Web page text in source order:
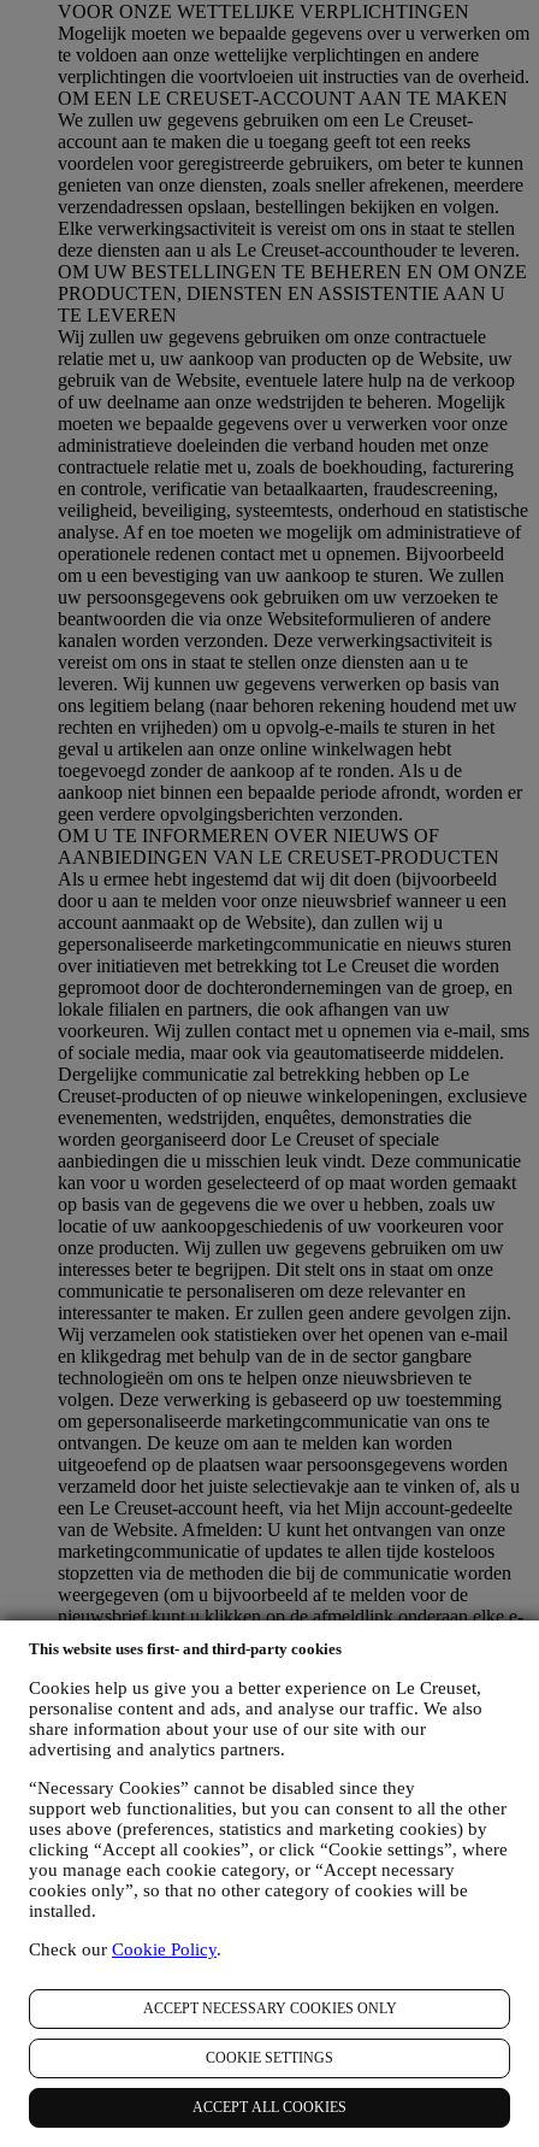
This website uses first- and third-party cookies
Cookies help us give you a better experience on Le Creuset,
personalise content and ads, and analyse our traffic. We also
share information about your use of our site with our
advertising and analytics partners.
“Necessary Cookies” cannot be disabled since they
support web functionalities, but you can consent to all the other
uses above (preferences, statistics and marketing cookies) by
clicking “Accept all cookies”, or click “Cookie settings”, where
you manage each cookie category, or “Accept necessary
cookies only”, so that no other category of cookies will be
installed.
Check our Cookie Policy.
ACCEPT NECESSARY COOKIES ONLY
COOKIE SETTINGS
ACCEPT ALL COOKIES
VOOR ONZE WETTELIJKE VERPLICHTINGEN
Mogelijk moeten we bepaalde gegevens over u verwerken om
te voldoen aan onze wettelijke verplichtingen en andere
verplichtingen die voortvloeien uit instructies van de overheid.
OM EEN LE CREUSET-ACCOUNT AAN TE MAKEN
We zullen uw gegevens gebruiken om een Le Creuset-
account aan te maken die u toegang geeft tot een reeks
voordelen voor geregistreerde gebruikers, om beter te kunnen
genieten van onze diensten, zoals sneller afrekenen, meerdere
verzendadressen opslaan, bestellingen bekijken en volgen.
Elke verwerkingsactiviteit is vereist om ons in staat te stellen
deze diensten aan u als Le Creuset-accounthouder te leveren.
OM UW BESTELLINGEN TE BEHEREN EN OM ONZE
PRODUCTEN, DIENSTEN EN ASSISTENTIE AAN U
TE LEVEREN
Wij zullen uw gegevens gebruiken om onze contractuele
relatie met u, uw aankoop van producten op de Website, uw
gebruik van de Website, eventuele latere hulp na de verkoop
of uw deelname aan onze wedstrijden te beheren. Mogelijk
moeten we bepaalde gegevens over u verwerken voor onze
administratieve doeleinden die verband houden met onze
contractuele relatie met u, zoals de boekhouding, facturering
en controle, verificatie van betaalkaarten, fraudescreening,
veiligheid, beveiliging, systeemtests, onderhoud en statistische
analyse. Af en toe moeten we mogelijk om administratieve of
operationele redenen contact met u opnemen. Bijvoorbeeld
om u een bevestiging van uw aankoop te sturen. We zullen
uw persoonsgegevens ook gebruiken om uw verzoeken te
beantwoorden die via onze Websiteformulieren of andere
kanalen worden verzonden. Deze verwerkingsactiviteit is
vereist om ons in staat te stellen onze diensten aan u te
leveren. Wij kunnen uw gegevens verwerken op basis van
ons legitiem belang (naar behoren rekening houdend met uw
rechten en vrijheden) om u opvolg-e-mails te sturen in het
geval u artikelen aan onze online winkelwagen hebt
toegevoegd zonder de aankoop af te ronden. Als u de
aankoop niet binnen een bepaalde periode afrondt, worden er
geen verdere opvolgingsberichten verzonden.
OM U TE INFORMEREN OVER NIEUWS OF
AANBIEDINGEN VAN LE CREUSET-PRODUCTEN
Als u ermee hebt ingestemd dat wij dit doen (bijvoorbeeld
door u aan te melden voor onze nieuwsbrief wanneer u een
account aanmaakt op de Website), dan zullen wij u
gepersonaliseerde marketingcommunicatie en nieuws sturen
over initiatieven met betrekking tot Le Creuset die worden
gepromoot door de dochterondernemingen van de groep, en
lokale filialen en partners, die ook afhangen van uw
voorkeuren. Wij zullen contact met u opnemen via e-mail, sms
of sociale media, maar ook via geautomatiseerde middelen.
Dergelijke communicatie zal betrekking hebben op Le
Creuset-producten of op nieuwe winkelopeningen, exclusieve
evenementen, wedstrijden, enquêtes, demonstraties die
worden georganiseerd door Le Creuset of speciale
aanbiedingen die u misschien leuk vindt. Deze communicatie
kan voor u worden geselecteerd of op maat worden gemaakt
op basis van de gegevens die we over u hebben, zoals uw
locatie of uw aankoopgeschiedenis of uw voorkeuren voor
onze producten. Wij zullen uw gegevens gebruiken om uw
interesses beter te begrijpen. Dit stelt ons in staat om onze
communicatie te personaliseren om deze relevanter en
interessanter te maken. Er zullen geen andere gevolgen zijn.
Wij verzamelen ook statistieken over het openen van e-mail
en klikgedrag met behulp van de in de sector gangbare
technologieën om ons te helpen onze nieuwsbrieven te
volgen. Deze verwerking is gebaseerd op uw toestemming
om gepersonaliseerde marketingcommunicatie van ons te
ontvangen. De keuze om aan te melden kan worden
uitgeoefend op de plaatsen waar persoonsgegevens worden
verzameld door het juiste selectievakje aan te vinken of, als u
een Le Creuset-account heeft, via het Mijn account-gedeelte
van de Website. Afmelden: U kunt het ontvangen van onze
marketingcommunicatie of updates te allen tijde kosteloos
stopzetten via de methoden die bij de communicatie worden
weergegeven (om u bijvoorbeeld af te melden voor de
nieuwsbrief kunt u klikken op de afmeldlink onderaan elke e-
uw marketingvoorkeuren beheren. Als u onze
marketingactiviteiten wilt stopzetten, kunt u in ieder geval een
e-mail sturen naarprivacy@lecreuset.com. Wij zullen uw
afmelding zo spoedig mogelijk verwerken, maar in sommige
gevallen kunt u nog enkele berichten ontvangen totdat de
Weet dat wij uw contactgegevens en andere
persoonsgegevens niet doorgeven of verkopen aan andere
bedrijven voor hun marketingdoeleinden.
RE-TARGETING / OM ONZE AANBIEDINGEN AAN
TE PASSEN EN DE KLANTERVARING TE
VERBETEREN
Wij willen uw gegevens gebruiken om onze diensten en
aanbiedingen af te stemmen op uw behoeften en voorkeuren
om u een gepersonaliseerde Le Creuset-klantervaring te
bieden. Wij doen dit door uw gewoontes of interesses te
analyseren, bijvoorbeeld met betrekking tot de meest bekeken
producten, uw interactie met ons op sociale media, welke
pagina's van onze Website u bezoekt, welke inhoud van onze
aanbiedingen u leest. Wij doen dit voornamelijk door en ook
in combinatie met uw gegevens en voorkeuren die worden
verzameld zodra u zich inschrijft voor onze gepersonaliseerde